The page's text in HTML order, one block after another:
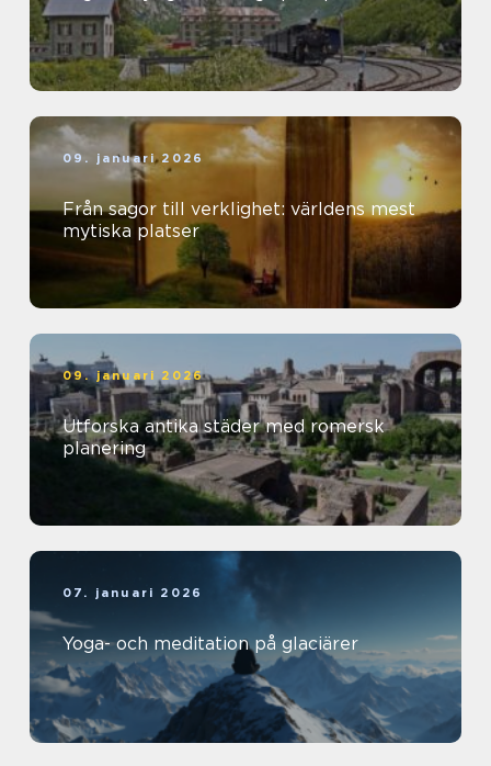
09. januari 2026
Från sagor till verklighet: världens mest
mytiska platser
09. januari 2026
Utforska antika städer med romersk
planering
07. januari 2026
Yoga- och meditation på glaciärer